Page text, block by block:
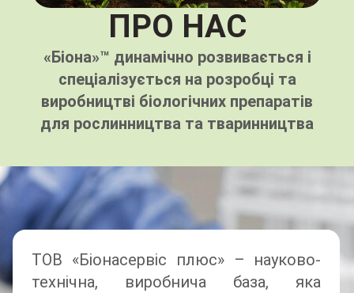
ПРО НАС
«Бiона»™ динамiчно розвивається і
спеціалізується на розробці та
виробництві біологічних препаратів
для рослинництва та тваринництва
ТОВ «Бiонасервiс плюс» – науково-
технiчна, виробнича база, яка